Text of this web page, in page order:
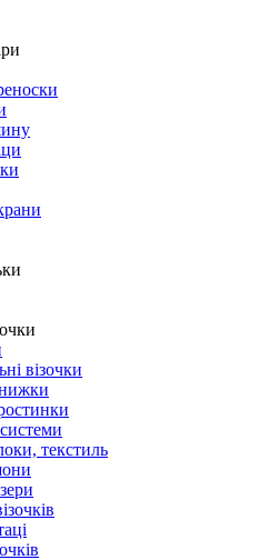
візочки
текстиль